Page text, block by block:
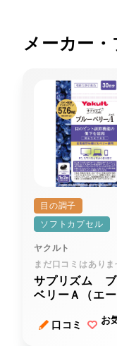
メーカー
目の調子
ソフトカプセル
ヤクルト
まだ口コミはありま
サプリズム ブ
ベリーＡ（エー
口コミ
お